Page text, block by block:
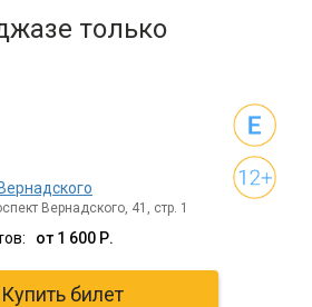
только
Вернадского, 41, стр. 1
от 1 600 Р.
Купить билет